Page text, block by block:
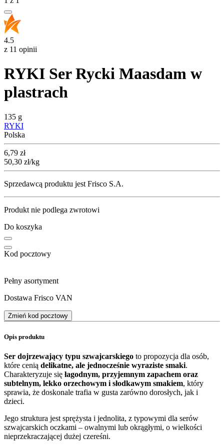
4.5
z 11 opinii
RYKI Ser Rycki Maasdam w
plastrach
135 g
RYKI
Polska
Cena
6,79 zł
50,30 zł/kg
Sprzedawcą produktu jest Frisco S.A.
Produkt nie podlega zwrotowi
Do koszyka
Kod pocztowy
Pełny asortyment
Dostawa Frisco VAN
Zmień kod pocztowy
Opis produktu
Ser dojrzewający typu szwajcarskiego to propozycja dla osób,
które cenią delikatne, ale jednocześnie wyraziste smaki.
Charakteryzuje się łagodnym, przyjemnym zapachem oraz
subtelnym, lekko orzechowym i słodkawym smakiem, który
sprawia, że doskonale trafia w gusta zarówno dorosłych, jak i
dzieci.
Jego struktura jest sprężysta i jednolita, z typowymi dla serów
szwajcarskich oczkami – owalnymi lub okrągłymi, o wielkości
nieprzekraczającej dużej czereśni.